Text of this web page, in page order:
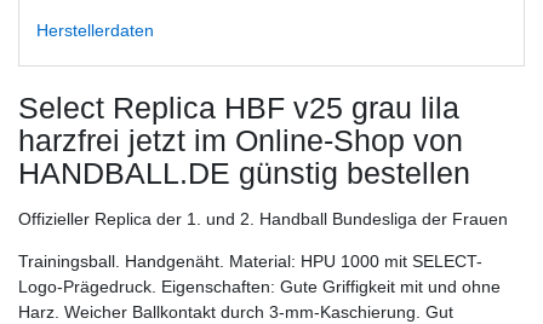
Herstellerdaten
Select Replica HBF v25 grau lila
harzfrei jetzt im Online-Shop von
HANDBALL.DE günstig bestellen
Offizieller Replica der 1. und 2. Handball Bundesliga der Frauen
Trainingsball. Handgenäht. Material: HPU 1000 mit SELECT-
Logo-Prägedruck. Eigenschaften: Gute Griffigkeit mit und ohne
Harz. Weicher Ballkontakt durch 3-mm-Kaschierung. Gut